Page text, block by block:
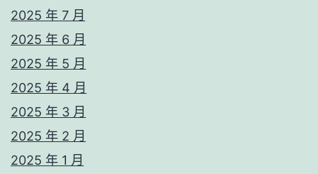
2025 年 7 月
2025 年 6 月
2025 年 5 月
2025 年 4 月
2025 年 3 月
2025 年 2 月
2025 年 1 月